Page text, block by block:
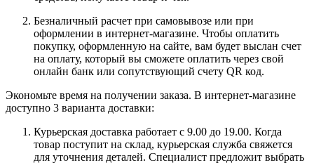
Безналичный расчет при самовывозе или при
оформлении в интернет-магазине. Чтобы оплатить
покупку, оформленную на сайте, вам будет выслан счет
на оплату, который вы сможете оплатить через свой
онлайн банк или сопутствующий счету QR код.
Экономьте время на получении заказа. В интернет-магазине
доступно 3 варианта доставки:
Курьерская доставка работает с 9.00 до 19.00. Когда
товар поступит на склад, курьерская служба свяжется
для уточнения деталей. Специалист предложит выбрать